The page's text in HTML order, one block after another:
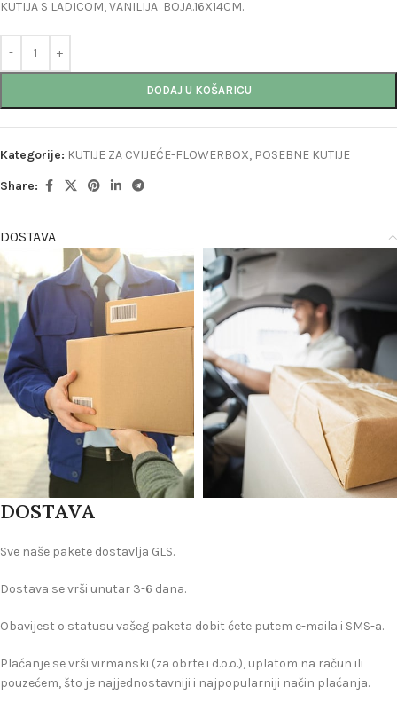
KUTIJA S LADICOM, VANILIJA BOJA.16X14CM.
DODAJ U KOŠARICU
Kategorije: KUTIJE ZA CVIJEĆE-FLOWERBOX, POSEBNE KUTIJE
Share:
DOSTAVA
DOSTAVA
Sve naše pakete dostavlja GLS.
Dostava se vrši unutar 3-6 dana.
Obavijest o statusu vašeg paketa dobit ćete putem e-maila i SMS-a.
Plaćanje se vrši virmanski (za obrte i d.o.o.), uplatom na račun ili
pouzećem, što je najjednostavniji i najpopularniji način plaćanja.